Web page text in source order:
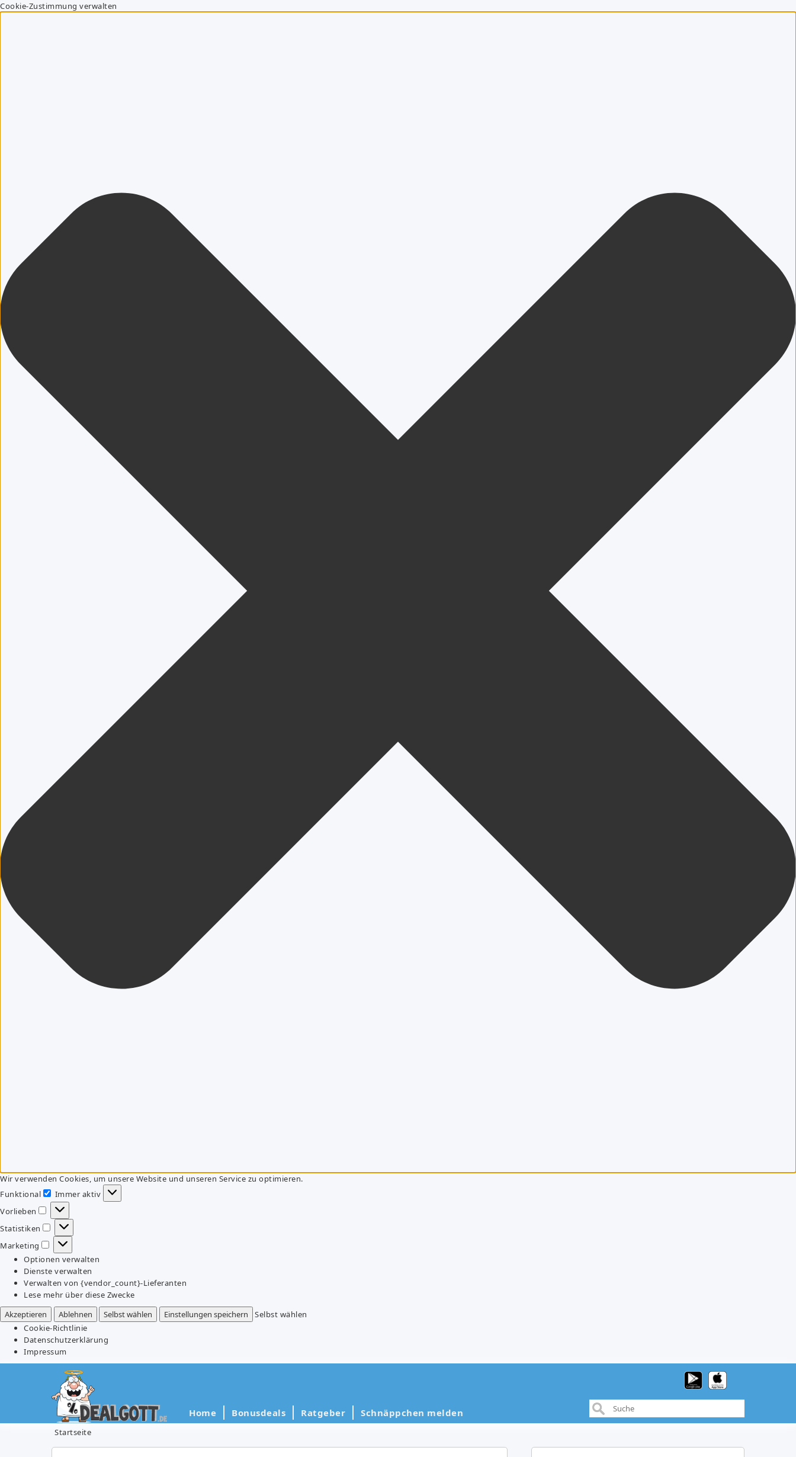
Cookie-Zustimmung verwalten
Wir verwenden Cookies, um unsere Website und unseren Service zu optimieren.
Funktional
Funktional
Immer aktiv
Vorlieben
Vorlieben
Statistiken
Statistiken
Marketing
Marketing
Optionen verwalten
Dienste verwalten
Verwalten von {vendor_count}-Lieferanten
Lese mehr über diese Zwecke
Akzeptieren
Ablehnen Selbst wählen Einstellungen speichern
Selbst wählen
Cookie-Richtlinie
Datenschutzerklärung
Impressum
Home Bonusdeals Ratgeber Schnäppchen melden
Startseite